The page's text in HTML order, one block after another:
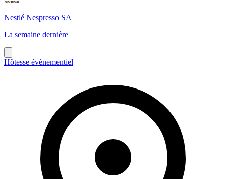
Nestlé Nespresso SA
La semaine dernière
Hôtesse évènementiel